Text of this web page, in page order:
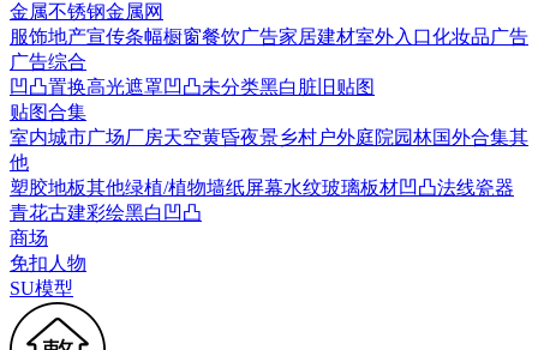
金属不锈钢金属网
服饰地产宣传条幅橱窗餐饮广告家居建材室外入口化妆品广告
广告综合
凹凸置换高光遮罩凹凸未分类黑白脏旧贴图
贴图合集
室内城市广场厂房天空黄昏夜景乡村户外庭院园林国外合集其
他
塑胶地板其他绿植/植物墙纸屏幕水纹玻璃板材凹凸法线瓷器
青花古建彩绘黑白凹凸
商场
免扣人物
SU模型